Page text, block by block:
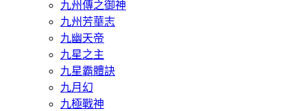
九州傳之御神
九州芳華志
九幽天帝
九星之主
九星霸體訣
九月幻
九極戰神